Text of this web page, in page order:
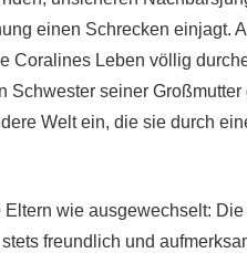
einen Schrecken einjagt.
Coralines Leben völlig
seiner Großmutter
Welt ein, die sie durch
Eltern wie ausgewechselt:
freundlich und